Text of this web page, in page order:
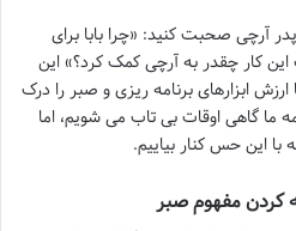
آرچی صحبت کنید: «چرا بابا برای
کار چقدر به آرچی کمک کرد؟» این
ابزارهای برنامه ریزی و صبر را درک
ما گاهی اوقات بی تاب می شویم، اما
این حس کنار بیاییم.
کردن مفهوم صبر